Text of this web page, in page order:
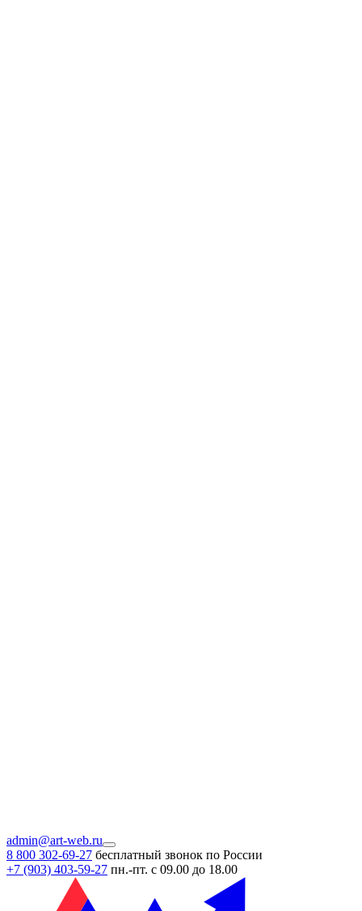
admin@art-web.ru
8 800 302-69-27 бесплатный звонок по России
+7 (903) 403-59-27 пн.-пт. с 09.00 до 18.00